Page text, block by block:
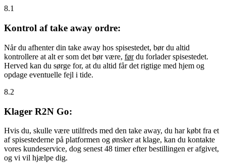
8.1
Kontrol af take away ordre:
Når du afhenter din take away hos spisestedet, bør du altid
kontrollere at alt er som det bør være, førdu forlader spisestedet.
Herved kan du sørge for, at du altid får det rigtige med hjem og
opdage eventuelle fejl i tide.
8.2
Klager R2N Go:
Hvis du, skulle være utilfreds med den take away, du har købt fra et
af spisestederne på platformen og ønsker at klage, kan du kontakte
vores kundeservice, dog senest 48 timer efter bestillingen er afgivet,
og vi vil hjælpe dig.